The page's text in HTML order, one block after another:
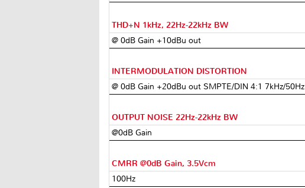
THD+N 1kHz, 22Hz-22kHz BW
@ 0dB Gain +10dBu out
INTERMODULATION DISTORTION
@ 0dB Gain +20dBu out SMPTE/DIN 4:1 7kHz/50Hz
OUTPUT NOISE 22Hz-22kHz BW
@0dB Gain
CMRR @0dB Gain, 3.5Vcm
100Hz